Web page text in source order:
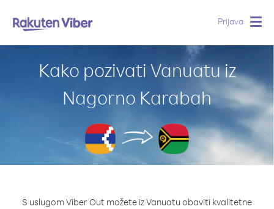
Prijava
Kako pozivati Vanuatu iz
Nagorno Karabah
S uslugom Viber Out možete iz Vanuatu obaviti kvalitetne